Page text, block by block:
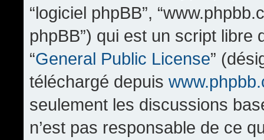
“logiciel phpBB”,
phpBB”) qui est un script
“General Public License”
téléchargé depuis
seulement les discussions
n’est pas responsable de ce